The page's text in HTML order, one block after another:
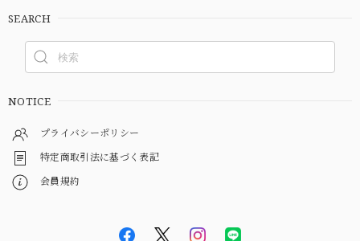
SEARCH
NOTICE
プライバシーポリシー
特定商取引法に基づく表記
会員規約